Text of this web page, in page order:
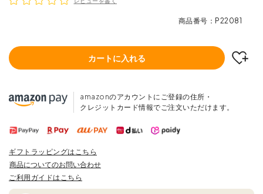
商品番号 P22081
カートに入れる
amazonのアカウントにご登録の住所・
クレジットカード情報でご注文いただけます。
ギフトラッピングはこちら
商品についてのお問い合わせ
ご利用ガイドはこちら